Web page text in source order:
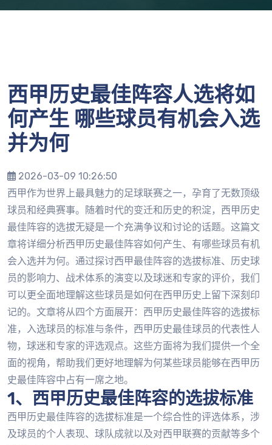
西甲历史最佳阵容人选将如
何产生 哪些球员有机会入选
并为何
2026-03-09 10:26:50
西甲作为世界上最具魅力的足球联赛之一，孕育了无数顶级
球员和经典赛事。随着时代的变迁和历史的积淀，西甲历史
最佳阵容的选拔无疑是一个充满争议和讨论的话题。这篇文
章将详细分析西甲历史最佳阵容如何产生、有哪些球员有机
会入选并为何。通过探讨西甲最佳阵容的选拔标准、历史球
员的影响力、战术体系的演变以及球迷和专家的评价，我们
可以更全面地理解这些球员是如何在西甲历史上留下深刻印
记的。文章将从四个方面展开：西甲历史最佳阵容的选拔标
准，入选球员的标准与条件，西甲历史最佳球员的代表性人
物，球迷和专家的评选观点。这些方面将为我们提供一个全
面的视角，帮助我们更好地理解为何某些球员能够在西甲历
史最佳阵容中占有一席之地。
1、西甲历史最佳阵容的选拔标准
西甲历史最佳阵容的选拔标准是一个综合性的评选体系，涉
及球员的个人表现、球队成就以及对西甲联赛的贡献等多个